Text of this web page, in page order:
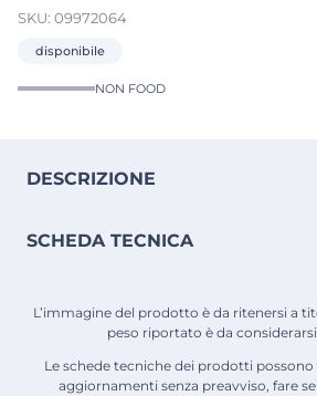
SKU: 09972064
disponibile
NON FOOD
DESCRIZIONE
SCHEDA TECNICA
L’immagine del prodotto è da ritenersi a
peso riportato è da
Le schede tecniche dei prodotti
aggiornamenti senza preavviso, fare